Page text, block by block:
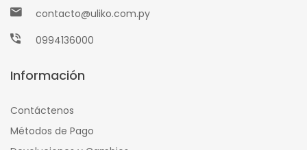
contacto@uliko.com.py
0994136000
Información
Contáctenos
Métodos de Pago